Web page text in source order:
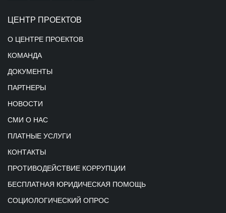
ЦЕНТР ПРОЕКТОВ
О ЦЕНТРЕ ПРОЕКТОВ
КОМАНДА
ДОКУМЕНТЫ
ПАРТНЕРЫ
НОВОСТИ
СМИ О НАС
ПЛАТНЫЕ УСЛУГИ
КОНТАКТЫ
ПРОТИВОДЕЙСТВИЕ КОРРУПЦИИ
БЕСПЛАТНАЯ ЮРИДИЧЕСКАЯ ПОМОЩЬ
СОЦИОЛОГИЧЕСКИЙ ОПРОС